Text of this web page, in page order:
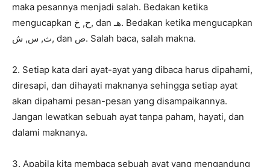
maka pesannya menjadi salah. Bedakan ketika
mengucapkan ح, خ, dan هـ. Bedakan ketika mengucapkan
ث, س, ش, dan ص. Salah baca, salah makna.
2. Setiap kata dari ayat-ayat yang dibaca harus dipahami,
diresapi, dan dihayati maknanya sehingga setiap ayat
akan dipahami pesan-pesan yang disampaikannya.
Jangan lewatkan sebuah ayat tanpa paham, hayati, dan
dalami maknanya.
3. Apabila kita membaca sebuah ayat yang mengandung